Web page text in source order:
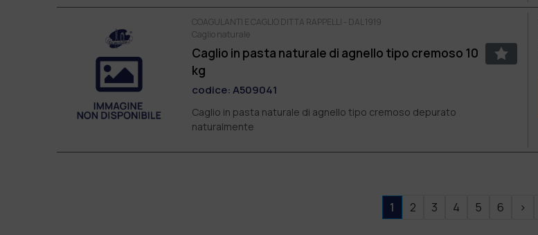
COAGULANTI E CAGLIO DITTA RAPPELLI - DAL 1919
Caglio naturale
Caglio in pasta naturale di agnello tipo cremoso 10
kg
codice:A509041
Caglio in pasta naturale di agnello tipo cremoso depurato
naturalmente
1 2 3 4 5 6 >